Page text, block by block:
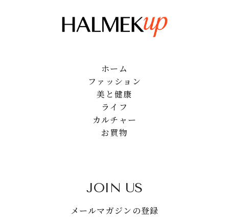
ホーム
ファッション
美と健康
ライフ
カルチャー
お買物
JOIN US
メールマガジンの登録